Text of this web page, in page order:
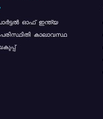
ഓഫ് ഇന്ത്യ
കാലാവസ്ഥ